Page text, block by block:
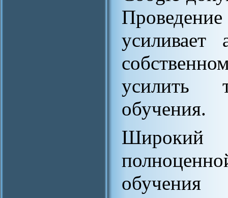
усилить
обучения.
Широкий